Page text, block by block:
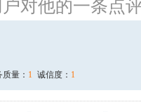
户对他的一条点
质量： 1 诚信度： 1